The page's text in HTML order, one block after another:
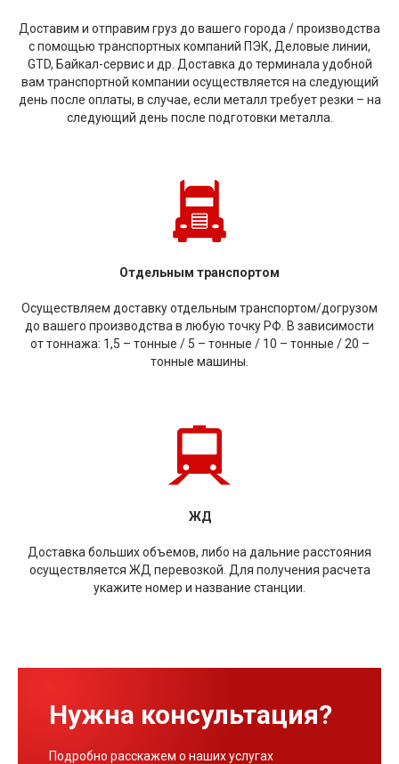
Доставим и отправим груз до вашего города / производства
с помощью транспортных компаний ПЭК, Деловые линии,
GTD, Байкал-сервис и др. Доставка до терминала удобной
вам транспортной компании осуществляется на следующий
день после оплаты, в случае, если металл требует резки – на
следующий день после подготовки металла.
Отдельным транспортом
Осуществляем доставку отдельным транспортом/догрузом
до вашего производства в любую точку РФ. В зависимости
от тоннажа: 1,5 – тонные / 5 – тонные / 10 – тонные / 20 –
тонные машины.
ЖД
Доставка больших объемов, либо на дальние расстояния
осуществляется ЖД перевозкой. Для получения расчета
укажите номер и название станции.
Нужна консультация?
Подробно расскажем о наших услугах